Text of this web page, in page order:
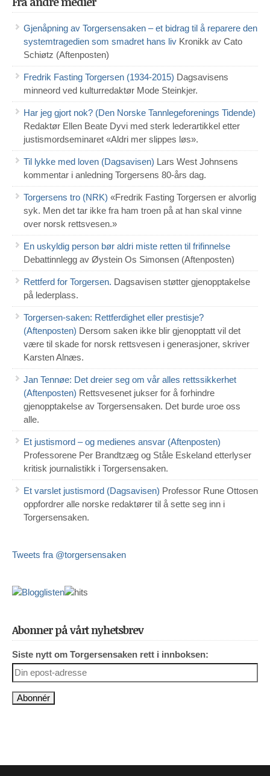
Gjenåpning av Torgersensaken – et bidrag til å reparere den
systemtragedien som smadret hans liv Kronikk av Cato
Schiøtz (Aftenposten)
Fredrik Fasting Torgersen (1934-2015) Dagsavisens
minneord ved kulturredaktør Mode Steinkjer.
Har jeg gjort nok? (Den Norske Tannlegeforenings Tidende)
Redaktør Ellen Beate Dyvi med sterk lederartikkel etter
justismordseminaret «Aldri mer slippes løs».
Til lykke med loven (Dagsavisen) Lars West Johnsens
kommentar i anledning Torgersens 80-års dag.
Torgersens tro (NRK) «Fredrik Fasting Torgersen er alvorlig
syk. Men det tar ikke fra ham troen på at han skal vinne
over norsk rettsvesen.»
En uskyldig person bør aldri miste retten til frifinnelse
Debattinnlegg av Øystein Os Simonsen (Aftenposten)
Rettferd for Torgersen. Dagsavisen støtter gjenopptakelse
på lederplass.
Torgersen-saken: Rettferdighet eller prestisje?
(Aftenposten) Dersom saken ikke blir gjenopptatt vil det
være til skade for norsk rettsvesen i generasjoner, skriver
Karsten Alnæs.
Jan Tennøe: Det dreier seg om vår alles rettssikkerhet
(Aftenposten) Rettsvesenet jukser for å forhindre
gjenopptakelse av Torgersensaken. Det burde uroe oss
alle.
Et justismord – og medienes ansvar (Aftenposten)
Professorene Per Brandtzæg og Ståle Eskeland etterlyser
kritisk journalistikk i Torgersensaken.
Et varslet justismord (Dagsavisen) Professor Rune Ottosen
oppfordrer alle norske redaktører til å sette seg inn i
Torgersensaken.
Tweets fra @torgersensaken
Abonner på vårt nyhetsbrev
Siste nytt om Torgersensaken rett i innboksen: